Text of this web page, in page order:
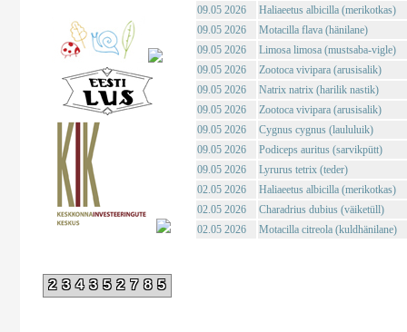
234352785
09.05 2026
Haliaeetus albicilla (merikotkas)
09.05 2026
Motacilla flava (hänilane)
09.05 2026
Limosa limosa (mustsaba-vigle)
09.05 2026
Zootoca vivipara (arusisalik)
09.05 2026
Natrix natrix (harilik nastik)
09.05 2026
Zootoca vivipara (arusisalik)
09.05 2026
Cygnus cygnus (laululuik)
09.05 2026
Podiceps auritus (sarvikpütt)
09.05 2026
Lyrurus tetrix (teder)
02.05 2026
Haliaeetus albicilla (merikotkas)
02.05 2026
Charadrius dubius (väiketüll)
02.05 2026
Motacilla citreola (kuldhänilane)